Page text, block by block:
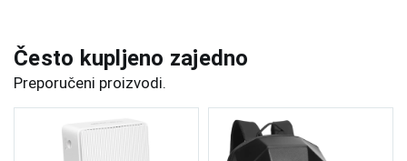
Često kupljeno zajedno
Preporučeni proizvodi.